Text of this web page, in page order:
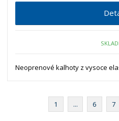
Neoprenové kalhoty z vysoce
1 ... 6 7